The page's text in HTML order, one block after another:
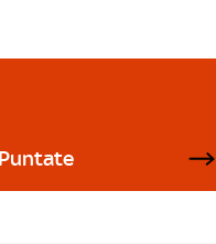
Puntate